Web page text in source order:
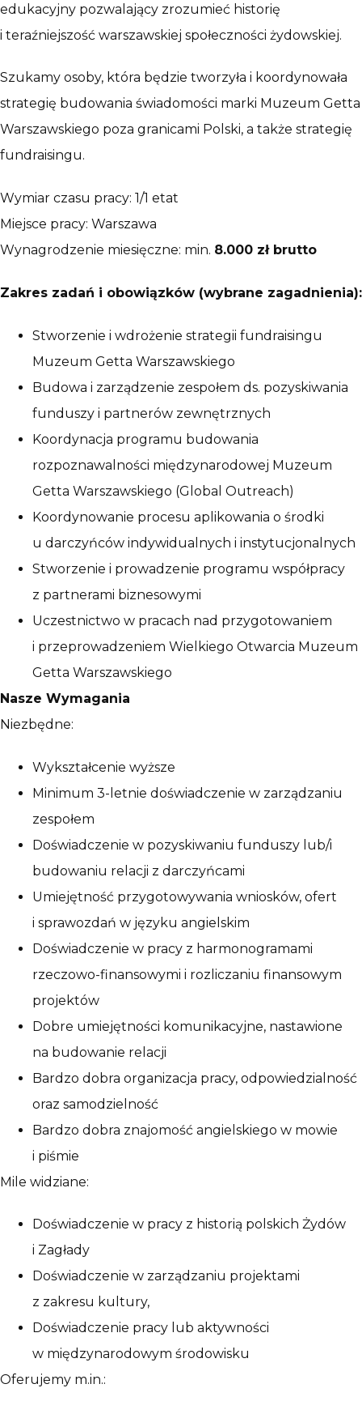
edukacyjny pozwalający zrozumieć historię
i teraźniejszość warszawskiej społeczności żydowskiej.
Szukamy osoby, która będzie tworzyła i koordynowała
strategię budowania świadomości marki Muzeum Getta
Warszawskiego poza granicami Polski, a także strategię
fundraisingu.
Wymiar czasu pracy: 1/1 etat
Miejsce pracy: Warszawa
Wynagrodzenie miesięczne: min. 8.000 zł brutto
Zakres zadań i obowiązków (wybrane zagadnienia):
Stworzenie i wdrożenie strategii fundraisingu
Muzeum Getta Warszawskiego
Budowa i zarządzenie zespołem ds. pozyskiwania
funduszy i partnerów zewnętrznych
Koordynacja programu budowania
rozpoznawalności międzynarodowej Muzeum
Getta Warszawskiego (Global Outreach)
Koordynowanie procesu aplikowania o środki
u darczyńców indywidualnych i instytucjonalnych
Stworzenie i prowadzenie programu współpracy
z partnerami biznesowymi
Uczestnictwo w pracach nad przygotowaniem
i przeprowadzeniem Wielkiego Otwarcia Muzeum
Getta Warszawskiego
Nasze Wymagania
Niezbędne:
Wykształcenie wyższe
Minimum 3-letnie doświadczenie w zarządzaniu
zespołem
Doświadczenie w pozyskiwaniu funduszy lub/i
budowaniu relacji z darczyńcami
Umiejętność przygotowywania wniosków, ofert
i sprawozdań w języku angielskim
Doświadczenie w pracy z harmonogramami
rzeczowo-finansowymi i rozliczaniu finansowym
projektów
Dobre umiejętności komunikacyjne, nastawione
na budowanie relacji
Bardzo dobra organizacja pracy, odpowiedzialność
oraz samodzielność
Bardzo dobra znajomość angielskiego w mowie
i piśmie
Mile widziane:
Doświadczenie w pracy z historią polskich Żydów
i Zagłady
Doświadczenie w zarządzaniu projektami
z zakresu kultury,
Doświadczenie pracy lub aktywności
w międzynarodowym środowisku
Oferujemy m.in.: